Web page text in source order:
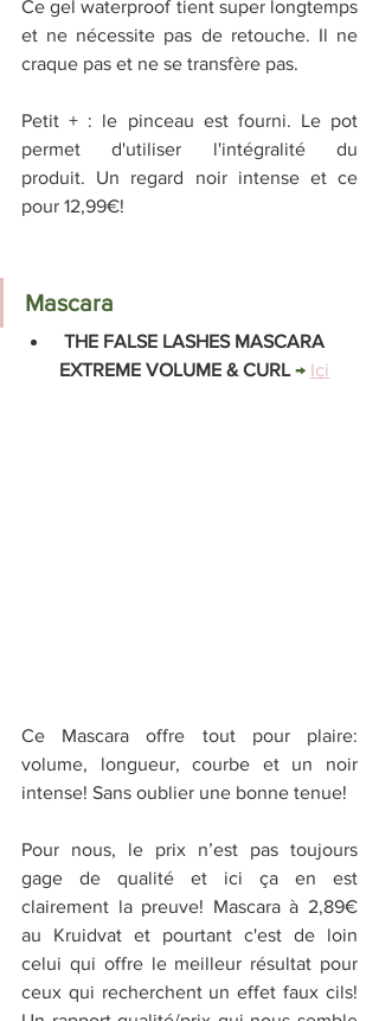
Ce gel waterproof tient super longtemps
et ne nécessite pas de retouche. Il ne
craque pas et ne se transfère pas.
Petit + : le pinceau est fourni. Le pot
permet d'utiliser l'intégralité du
produit. Un regard noir intense et ce
pour 12,99€!
Mascara
EXTREME VOLUME & CURL → Ici
Ce Mascara offre tout pour plaire:
volume, longueur, courbe et un noir
intense! Sans oublier une bonne tenue!
Pour nous, le prix n’est pas toujours
gage de qualité et ici ça en est
clairement la preuve! Mascara à 2,89€
au Kruidvat et pourtant c'est de loin
celui qui offre le meilleur résultat pour
ceux qui recherchent un effet faux cils!